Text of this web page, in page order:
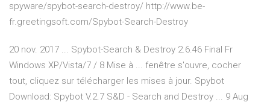
spyware/spybot-search-destroy/ http://www.be-
fr.greetingsoft.com/Spybot-Search-Destroy
20 nov. 2017 ... Spybot-Search & Destroy 2.6.46 Final Fr
Windows XP/Vista/7 / 8 Mise à ... fenêtre s'ouvre, cocher
tout, cliquez sur télécharger les mises à jour. Spybot
Download: Spybot V.2.7 S&D - Search and Destroy ... 9 Aug